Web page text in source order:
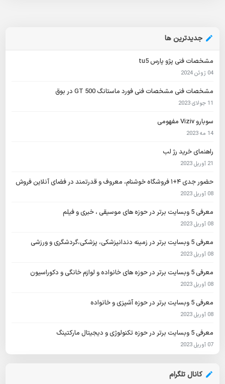
جدیدترین ها
مشخصات فنی پژو پارس tu5
04 ژوئن 2024
مشخصات فنی مشخصات فنی فورد ماستانگ GT 500 در بوق
11 جولای 2023
سوبارو Viziv مفهومی
14 مه 2023
راهنمای خرید رژ لب
21 آوریل 2023
حضور جدی ۴+۱ فروشگاه خوشنام، معروف و قدرتمند در فضای آنلاین فروش
08 آوریل 2023
معرفی 5 وبسایت برتر در حوزه های موسیقی ، خبری و فیلم
08 آوریل 2023
معرفی 5 وبسایت برتر در زمینه دندانپزشکی، پزشکی،گردشگری و ورزشی
08 آوریل 2023
معرفی 5 وبسایت برتر در حوزه های خانواده و لوازم خانگی و دکوراسیون
08 آوریل 2023
معرفی 5 وبسایت برتر در حوزه آشپزی و خانواده
08 آوریل 2023
معرفی 5 وبسایت برتر در حوزه تکنولوژی و دیجیتال مارکتینگ
07 آوریل 2023
کانال تلگرام